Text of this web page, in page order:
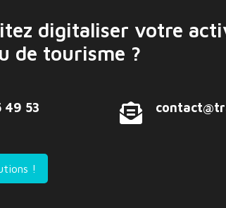
digitaliser votre
de tourisme ?
49 53
!